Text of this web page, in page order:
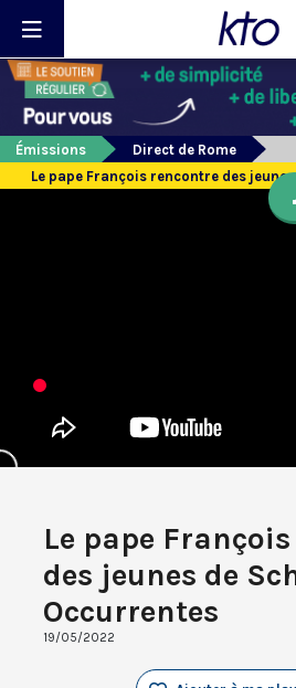
Émissions
Direct de Rome
Le pape François rencontre des
Le pape
des jeunes de
Occurrentes
19/05/2022